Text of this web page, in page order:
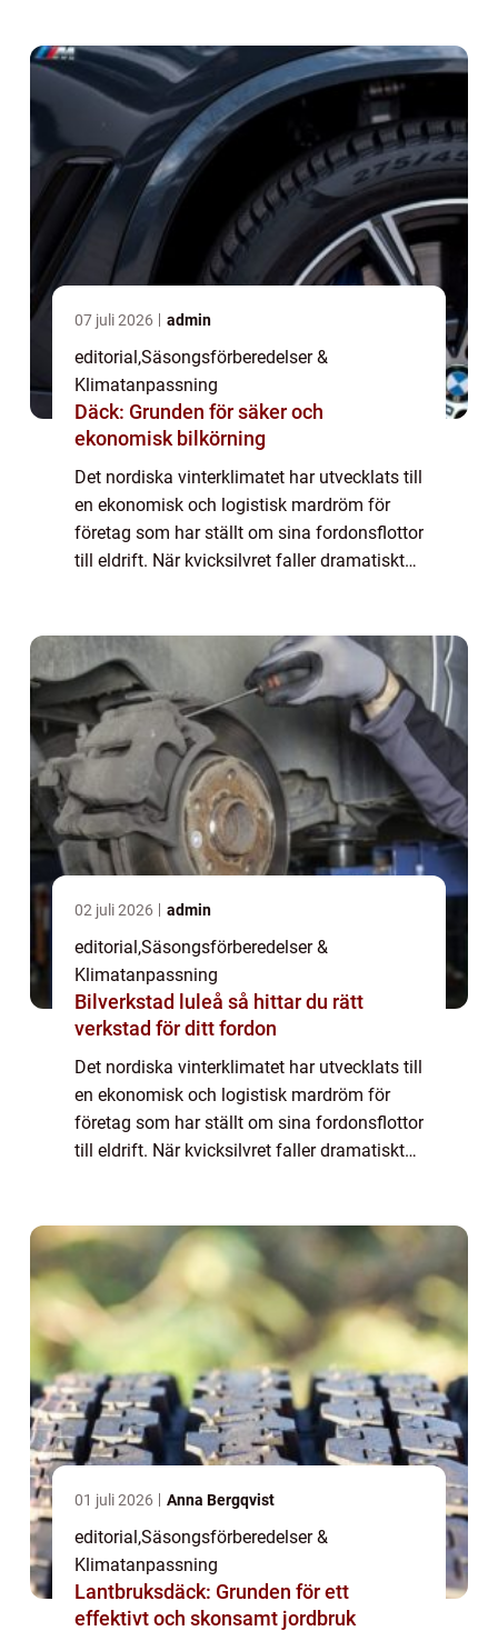
07 juli 2026 admin
editorial ,Säsongsförberedelser &
Klimatanpassning
Däck: Grunden för säker och
ekonomisk bilkörning
Det nordiska vinterklimatet har utvecklats till
en ekonomisk och logistisk mardröm för
företag som har ställt om sina fordonsflottor
till eldrift. När kvicksilvret faller dramatiskt
02 juli 2026 admin
editorial ,Säsongsförberedelser &
Klimatanpassning
Bilverkstad luleå så hittar du rätt
verkstad för ditt fordon
Det nordiska vinterklimatet har utvecklats till
en ekonomisk och logistisk mardröm för
företag som har ställt om sina fordonsflottor
till eldrift. När kvicksilvret faller dramatiskt
01 juli 2026 Anna Bergqvist
editorial ,Säsongsförberedelser &
Klimatanpassning
Lantbruksdäck: Grunden för ett
effektivt och skonsamt jordbruk